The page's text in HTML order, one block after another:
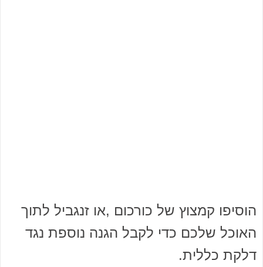
הוסיפו קמצוץ של כורכום ,או זנגביל לתוך
האוכל שלכם כדי לקבל הגנה נוספת נגד
דלקת כללית.